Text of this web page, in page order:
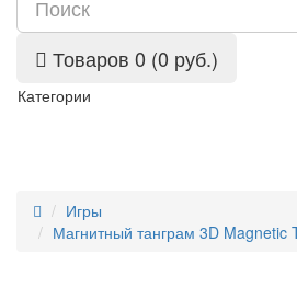
Товаров 0 (0 руб.)
Категории
Игры
Магнитный танграм 3D Magnetic